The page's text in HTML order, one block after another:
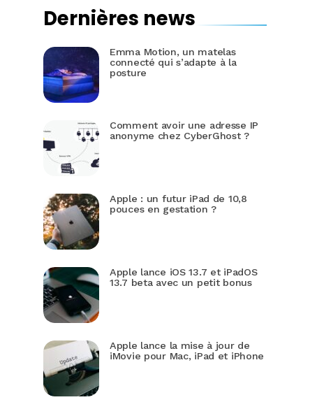
Dernières news
Emma Motion, un matelas
connecté qui s’adapte à la
posture
Comment avoir une adresse IP
anonyme chez CyberGhost ?
Apple : un futur iPad de 10,8
pouces en gestation ?
Apple lance iOS 13.7 et iPadOS
13.7 beta avec un petit bonus
Apple lance la mise à jour de
iMovie pour Mac, iPad et iPhone